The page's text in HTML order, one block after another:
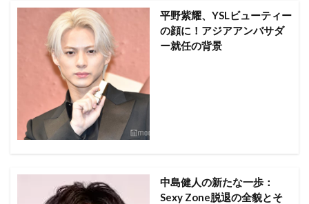
平野紫耀、YSLビューティー
の顔に！アジアアンバサダ
ー就任の背景
中島健人の新たな一歩：
Sexy Zone脱退の全貌とそ